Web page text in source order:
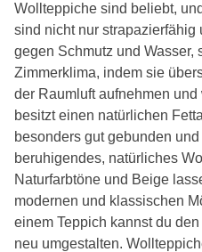
Wollteppiche sind beliebt,
sind nicht nur strapazierfähig
gegen Schmutz und
Zimmerklima, indem sie
der Raumluft aufnehmen
besitzt einen natürlichen
besonders gut gebunden
beruhigendes, natürliches
Naturfarbtöne und Beige
modernen und klassischen
einem Teppich kannst du
neu umgestalten.